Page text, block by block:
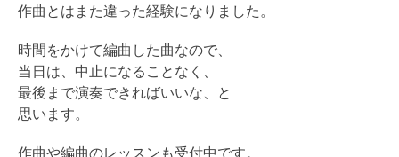
作曲とはまた違った経験になりました。
時間をかけて編曲した曲なので、
当日は、中止になることなく、
最後まで演奏できればいいな、と
思います。
作曲や編曲のレッスンも受付中です。